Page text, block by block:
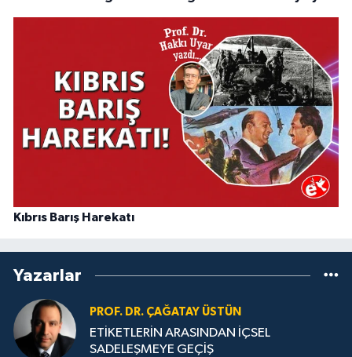
Kıbrıs Barış Harekatı
Yazarlar
PROF. DR. ÇAĞATAY ÜSTÜN
ETİKETLERİN ARASINDAN İÇSEL
SADELEŞMEYE GEÇİŞ